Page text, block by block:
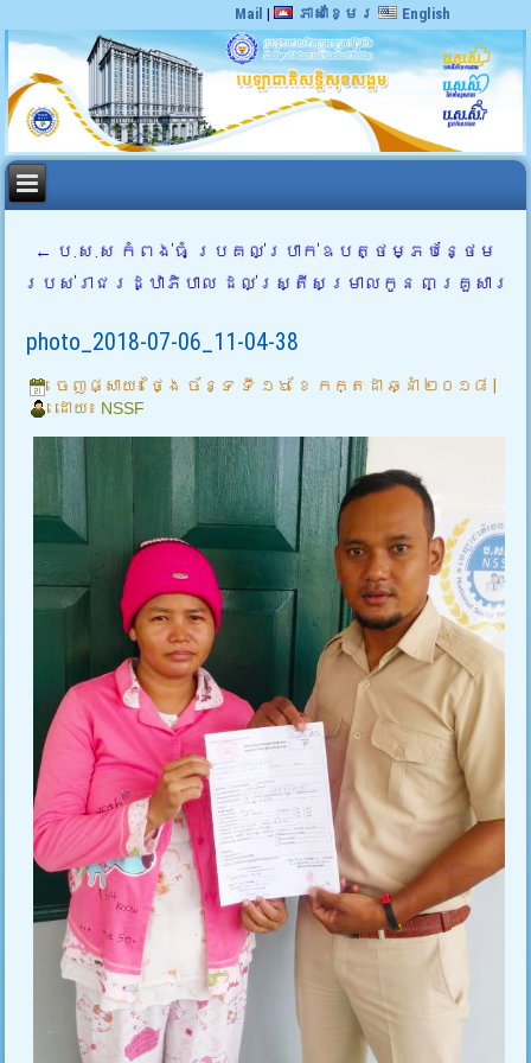
Mail | ភាសាខ្មែរ English
← ប.ស.ស កំពង់ធំ ប្រគល់ប្រាក់ឧបត្ថម្ភបន្ថែម
របស់រាជរដ្ឋាភិបាល ដល់ស្ត្រីសម្រាលកូន ៣គ្រួសារ
photo_2018-07-06_11-04-38
ចេញផ្សាយ៖ ថ្ងៃ ច័ន្ទ ទី ១៦ ខែ កក្តដា ឆ្នាំ ២០១៨
ដោយ៖ NSSF